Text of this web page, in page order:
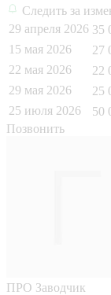
Следить за
29 апреля 2026 35
15 мая 2026
27
22 мая 2026
22
29 мая 2026
25
25 июля 2026
50
Позвонить
ПРО Заводчик